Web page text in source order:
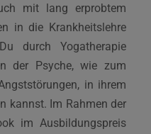
mit lang erprobtem
in die Krankheitslehre
durch Yogatherapie
der Psyche, wie zum
in ihrem
kannst. Im Rahmen der
im Ausbildungspreis